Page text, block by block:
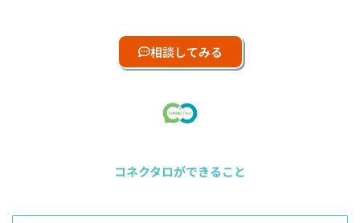
相談してみる
コネクタロができること